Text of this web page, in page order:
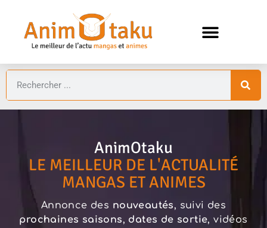
AnimOtaku
LE MEILLEUR DE L'ACTUALITÉ
MANGAS ET ANIMES
Annonce des nouveautés, suivi des
prochaines saisons, dates de sortie, vidéos